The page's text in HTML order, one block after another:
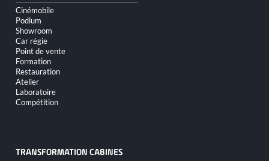
Cinémobile
Podium
Showroom
Car régie
Point de vente
Formation
Restauration
Atelier
Laboratoire
Compétition
TRANSFORMATION CABINES